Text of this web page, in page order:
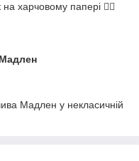
харчовому папері 👉🏻
Мадлен у некласичній